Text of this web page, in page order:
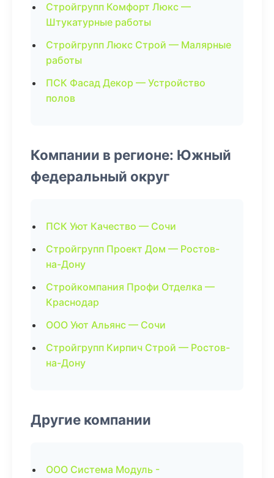
Стройгрупп Комфорт Люкс —
Штукатурные работы
Стройгрупп Люкс Строй — Малярные
работы
ПСК Фасад Декор — Устройство
полов
Компании в регионе: Южный
федеральный округ
ПСК Уют Качество — Сочи
Стройгрупп Проект Дом — Ростов-
на-Дону
Стройкомпания Профи Отделка —
Краснодар
ООО Уют Альянс — Сочи
Стройгрупп Кирпич Строй — Ростов-
на-Дону
Другие компании
ООО Система Модуль -